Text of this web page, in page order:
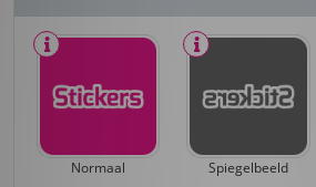
Normaal Spiegelbeeld